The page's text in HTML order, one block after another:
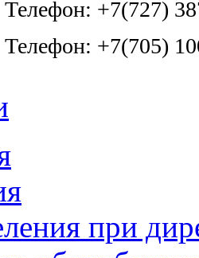
Телефон: +7(727)
Телефон: +7(705)
при